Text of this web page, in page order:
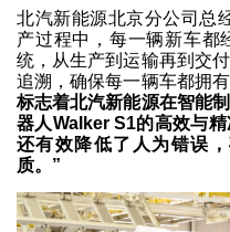
北汽新能源北京分公司总
产过程中，每一辆新车都
统，从生产到运输再到交
追溯，确保每一辆车都拥有
标志着北汽新能源在智能
器人Walker S1的高效与
还有效降低了人为错误
质。”